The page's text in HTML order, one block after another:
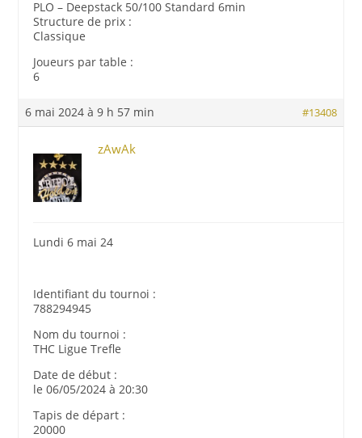
PLO – Deepstack 50/100 Standard 6min
Structure de prix :
Classique
Joueurs par table :
6
6 mai 2024 à 9 h 57 min #13408
zAwAk
Lundi 6 mai 24
Identifiant du tournoi :
788294945
Nom du tournoi :
THC Ligue Trefle
Date de début :
le 06/05/2024 à 20:30
Tapis de départ :
20000